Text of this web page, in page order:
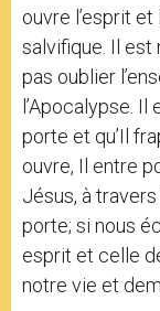
ouvre l’esprit
salvifique. Il est
pas oublier
l’Apocalypse.
porte et qu’Il
ouvre, Il entre
Jésus, à
porte; si nous
esprit et celle
notre vie et